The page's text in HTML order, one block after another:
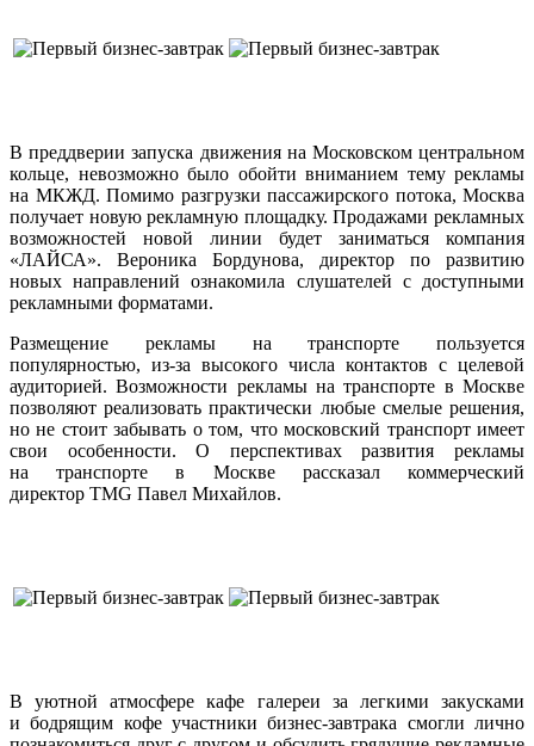
В преддверии запуска движения на Московском центральном
кольце, невозможно было обойти вниманием тему рекламы
на МКЖД. Помимо разгрузки пассажирского потока, Москва
получает новую рекламную площадку. Продажами рекламных
возможностей новой линии будет заниматься компания
«ЛАЙСА». Вероника Бордунова, директор по развитию
новых направлений ознакомила слушателей с доступными
рекламными форматами.
Размещение рекламы на транспорте пользуется
популярностью, из-за высокого числа контактов с целевой
аудиторией. Возможности рекламы на транспорте в Москве
позволяют реализовать практически любые смелые решения,
но не стоит забывать о том, что московский транспорт имеет
свои особенности. О перспективах развития рекламы
на транспорте в Москве рассказал коммерческий
директор TMG Павел Михайлов.
В уютной атмосфере кафе галереи за легкими закусками
и бодрящим кофе участники бизнес-завтрака смогли лично